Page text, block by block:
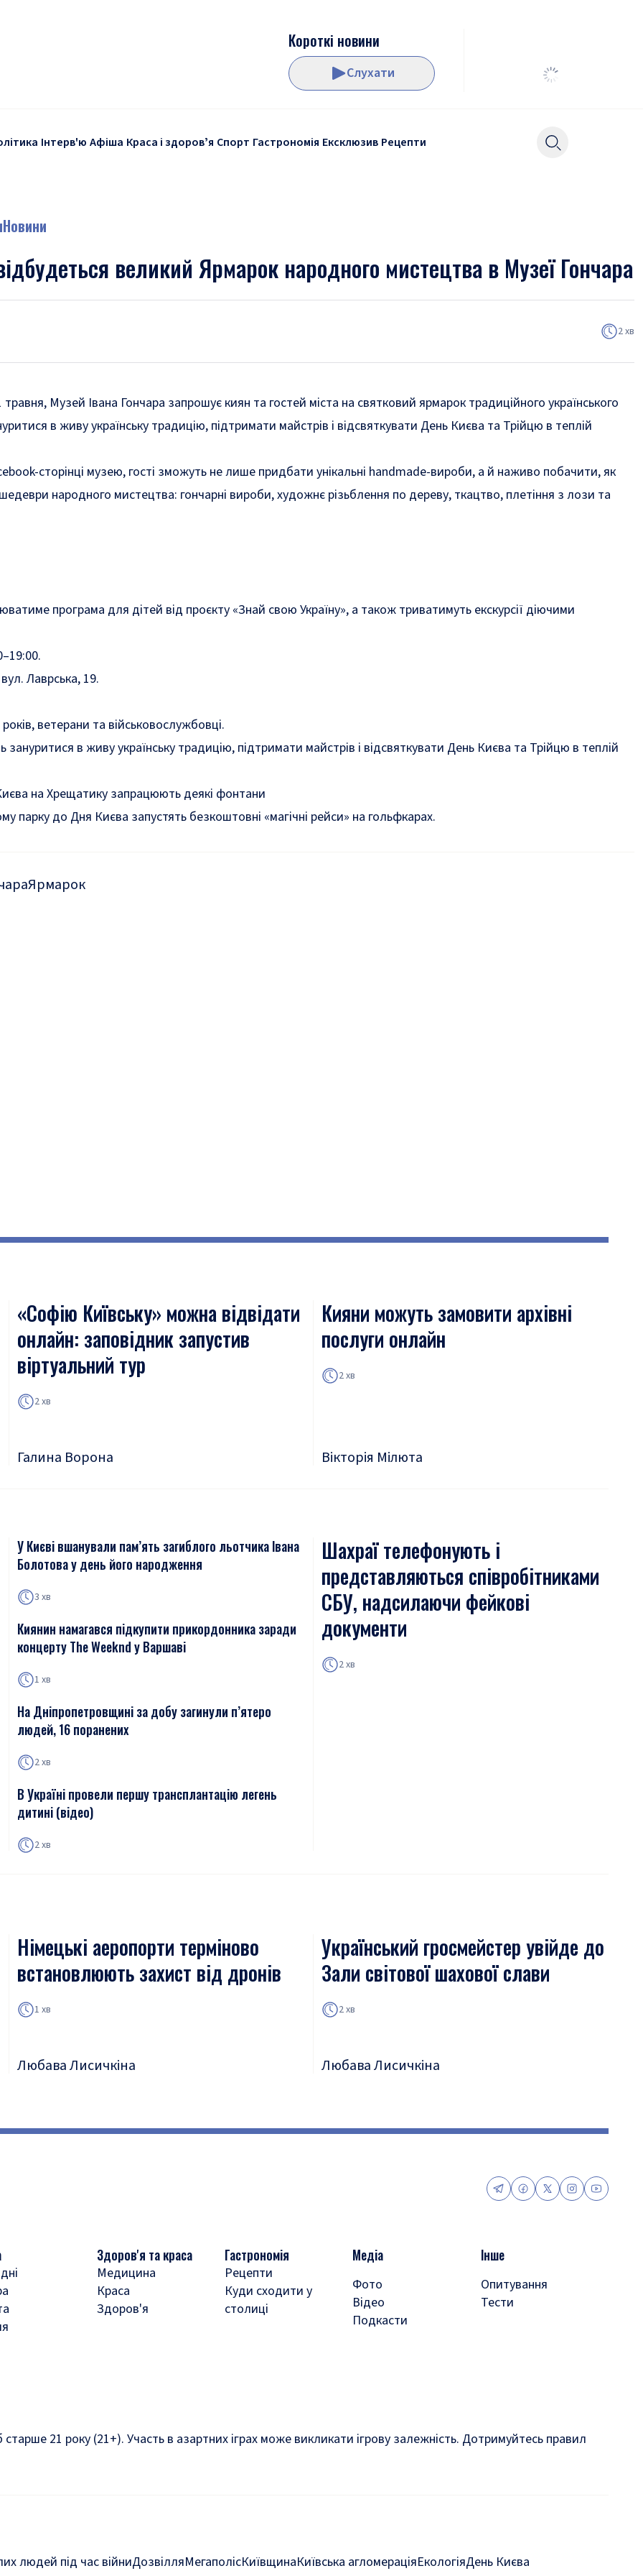
Короткі новини
Слухати
Інтерв'ю Афіша Краса і здоровʼя Спорт Гастрономія Ексклюзив Рецепти
Новини
великий Ярмарок народного мистецтва в Музеї Гончара
2 хв
Музей Івана Гончара запрошує киян та гостей міста на святковий ярмарок традиційного українського
в живу українську традицію, підтримати майстрів і відсвяткувати День Києва та Трійцю в теплій
сторінці музею, гості зможуть не лише придбати унікальні handmade-вироби, а й наживо побачити, як
народного мистецтва: гончарні вироби, художнє різьблення по дереву, ткацтво, плетіння з лози та
програма для дітей від проєкту «Знай свою Україну», а також триватимуть екскурсії діючими
Лаврська, 19.
ветерани та військовослужбовці.
в живу українську традицію, підтримати майстрів і відсвяткувати День Києва та Трійцю в теплій
на Хрещатику запрацюють деякі фонтани
парку до Дня Києва запустять безкоштовні «магічні рейси» на гольфкарах.
Ярмарок
«Софію Київську» можна відвідати
онлайн: заповідник запустив
віртуальний тур
2 хв
Галина Ворона
Кияни можуть замовити архівні
послуги онлайн
2 хв
Вікторія Мілюта
У Києві вшанували пам’ять загиблого льотчика Івана
Болотова у день його народження
3 хв
Киянин намагався підкупити прикордонника заради
концерту The Weeknd у Варшаві
1 хв
На Дніпропетровщині за добу загинули п’ятеро
людей, 16 поранених
2 хв
В Україні провели першу трансплантацію легень
дитині (відео)
2 хв
Шахраї телефонують і
представляються співробітниками
СБУ, надсилаючи фейкові
документи
2 хв
Німецькі аеропорти терміново
встановлюють захист від дронів
1 хв
Любава Лисичкіна
Український гросмейстер увійде до
Зали світової шахової слави
2 хв
Любава Лисичкіна
Здоров'я та краса
Медицина
Краса
Здоров'я
Гастрономія
Рецепти
Куди сходити у
столиці
Медіа
Фото
Відео
Подкасти
Інше
Опитування
Тести
21 року (21+). Участь в азартних іграх може викликати ігрову залежність. Дотримуйтесь правил
людей під час війниДозвілляМегаполісКиївщинаКиївська агломераціяЕкологіяДень Києва